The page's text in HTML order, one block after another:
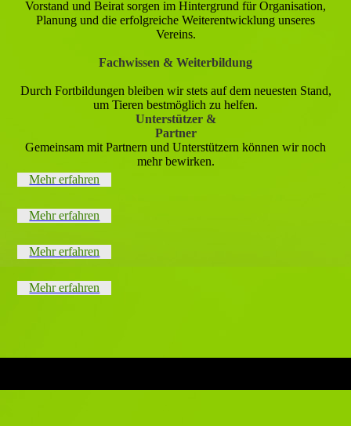
Vorstand und Beirat sorgen im Hintergrund für Organisation,
Planung und die erfolgreiche Weiterentwicklung unseres
Vereins.
Fachwissen & Weiterbildung
Durch Fortbildungen bleiben wir stets auf dem neuesten Stand,
um Tieren bestmöglich zu helfen.
Unterstützer &
Partner
Gemeinsam mit Partnern und Unterstützern können wir noch
mehr bewirken.
Mehr erfahren
Mehr erfahren
Mehr erfahren
Mehr erfahren